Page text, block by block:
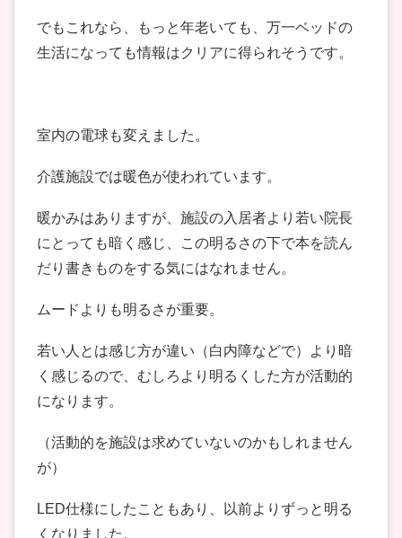
でもこれなら、もっと年老いても、万一ベッドの
生活になっても情報はクリアに得られそうです。
室内の電球も変えました。
介護施設では暖色が使われています。
暖かみはありますが、施設の入居者より若い院長
にとっても暗く感じ、この明るさの下で本を読ん
だり書きものをする気にはなれません。
ムードよりも明るさが重要。
若い人とは感じ方が違い（白内障などで）より暗
く感じるので、むしろより明るくした方が活動的
になります。
（活動的を施設は求めていないのかもしれません
が）
LED仕様にしたこともあり、以前よりずっと明る
くなりました。